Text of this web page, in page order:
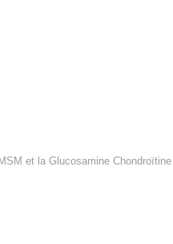
et la Glucosamine